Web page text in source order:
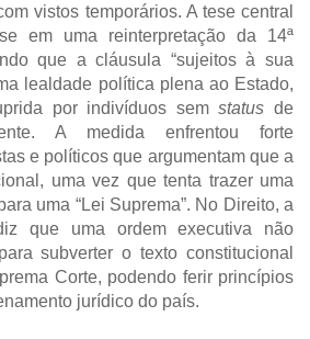
vistos temporários. A tese central
em uma reinterpretação da 14ª
que a cláusula “sujeitos à sua
lealdade política plena ao Estado,
por indivíduos semstatus de
A medida enfrentou forte
e políticos que argumentam que a
uma vez que tenta trazer uma
uma “Lei Suprema”. No Direito, a
que uma ordem executiva não
subverter o texto constitucional
Corte, podendo ferir princípios
jurídico do país.